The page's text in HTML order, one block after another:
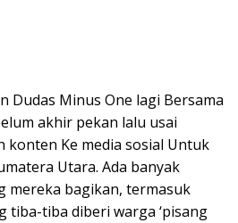
Dudas Minus One lagi Bersama
akhir pekan lalu usai
konten Ke media sosial Untuk
Utara. Ada banyak
mereka bagikan, termasuk
tiba-tiba diberi warga ‘pisang